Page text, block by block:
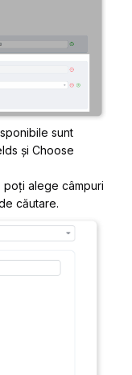
sunt
și Choose
poți alege câmpuri
căutare.